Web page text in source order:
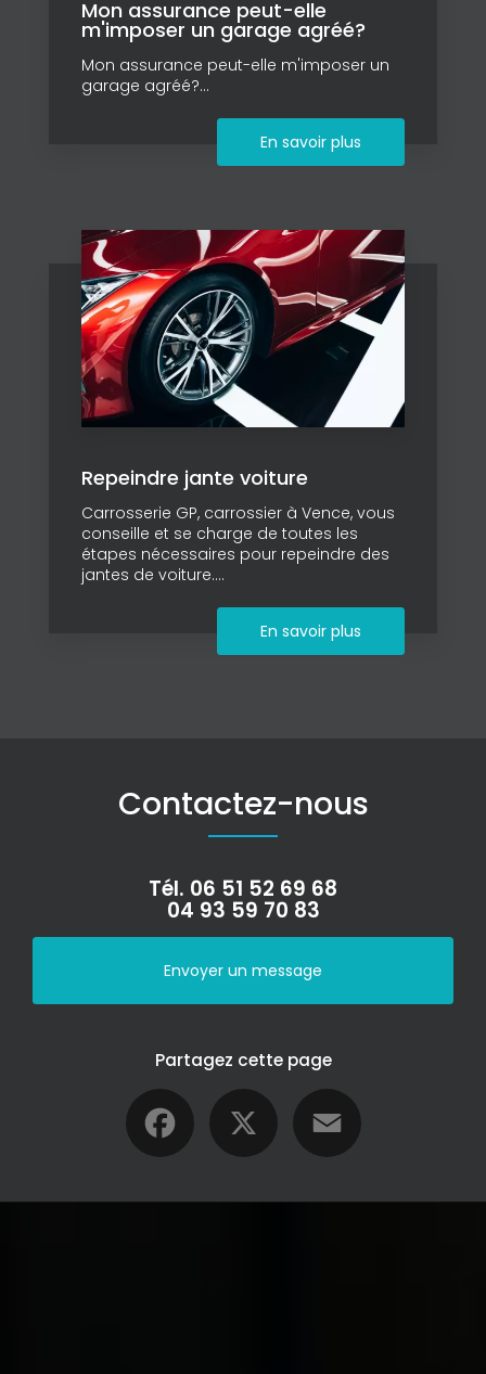
Mon assurance peut-elle
m'imposer un garage agréé?
Mon assurance peut-elle m'imposer un
garage agréé?...
En savoir plus
Repeindre jante voiture
Carrosserie GP, carrossier à Vence, vous
conseille et se charge de toutes les
étapes nécessaires pour repeindre des
jantes de voiture....
En savoir plus
Contactez-nous
Tél. 06 51 52 69 68
04 93 59 70 83
Envoyer un message
Partagez cette page
Facebook